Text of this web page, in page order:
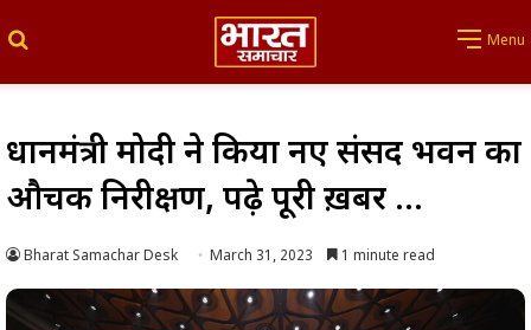
Menu
प्रधानमंत्री मोदी ने किया नए संसद भवन का
औचक निरीक्षण, पढ़े पूरी ख़बर …
Bharat Samachar Desk March 31, 2023 1 minute read